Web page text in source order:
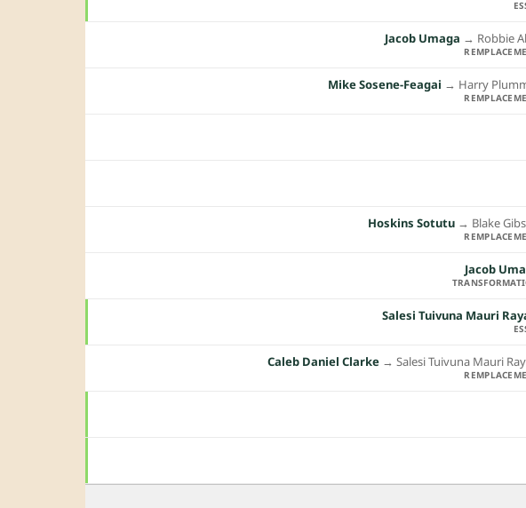
Jacob Umaga →︎ Robbie
Mike Sosene-Feagai →︎ Harry
Hoskins Sotutu →︎ Blake
Jacob
Salesi Tuivuna Mauri
Caleb Daniel Clarke →︎ Salesi Tuivuna Mauri